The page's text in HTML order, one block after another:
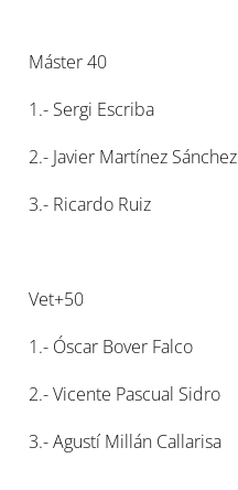
Máster 40
1.- Sergi Escriba
2.- Javier Martínez Sánchez
3.- Ricardo Ruiz
Vet+50
1.- Óscar Bover Falco
2.- Vicente Pascual Sidro
3.- Agustí Millán Callarisa